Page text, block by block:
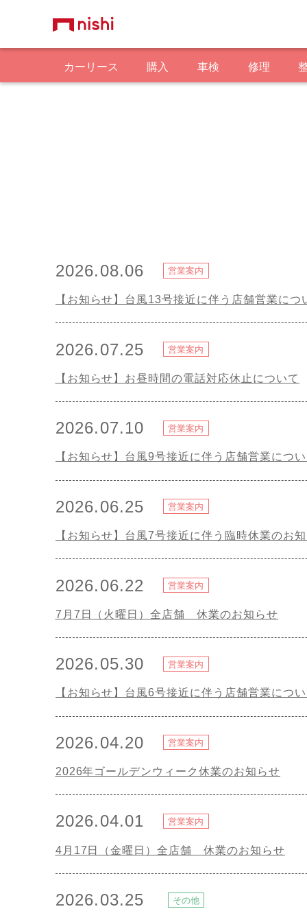
カーリース 購入 車検 修理
2026.08.06 営業案内
【お知らせ】台風13号接近に伴う店舗営業につ
2026.07.25 営業案内
【お知らせ】お昼時間の電話対応休止について
2026.07.10 営業案内
【お知らせ】台風9号接近に伴う店舗営業につ
2026.06.25 営業案内
【お知らせ】台風7号接近に伴う臨時休業のお
2026.06.22 営業案内
7月7日（火曜日）全店舗 休業のお知らせ
2026.05.30 営業案内
【お知らせ】台風6号接近に伴う店舗営業につ
2026.04.20 営業案内
2026年ゴールデンウィーク休業のお知らせ
2026.04.01 営業案内
4月17日（金曜日）全店舗 休業のお知らせ
2026.03.25 その他